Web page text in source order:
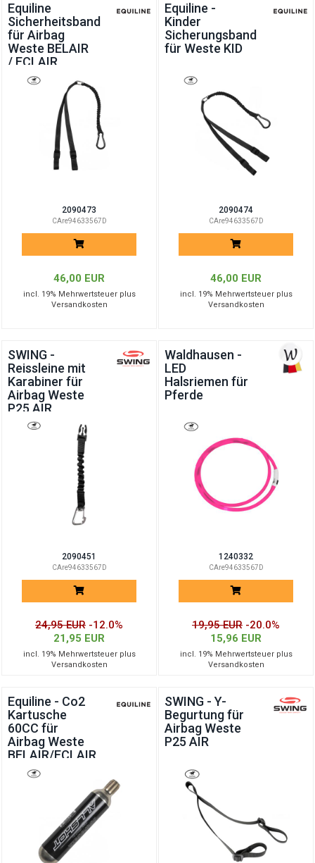
Equiline
Sicherheitsband
für Airbag
Weste BELAIR
/ ECLAIR
2090473
CAre94633567D
46,00 EUR
incl. 19% Mehrwertsteuer plus
Versandkosten
Equiline -
Kinder
Sicherungsband
für Weste KID
2090474
CAre94633567D
46,00 EUR
incl. 19% Mehrwertsteuer plus
Versandkosten
SWING -
Reissleine mit
Karabiner für
Airbag Weste
P25 AIR
2090451
CAre94633567D
24,95 EUR -12.0%
21,95 EUR
incl. 19% Mehrwertsteuer plus
Versandkosten
Waldhausen -
LED
Halsriemen für
Pferde
1240332
CAre94633567D
19,95 EUR -20.0%
15,96 EUR
incl. 19% Mehrwertsteuer plus
Versandkosten
Equiline - Co2
Kartusche
60CC für
Airbag Weste
BELAIR/ECLAIR
SWING - Y-
Begurtung für
Airbag Weste
P25 AIR